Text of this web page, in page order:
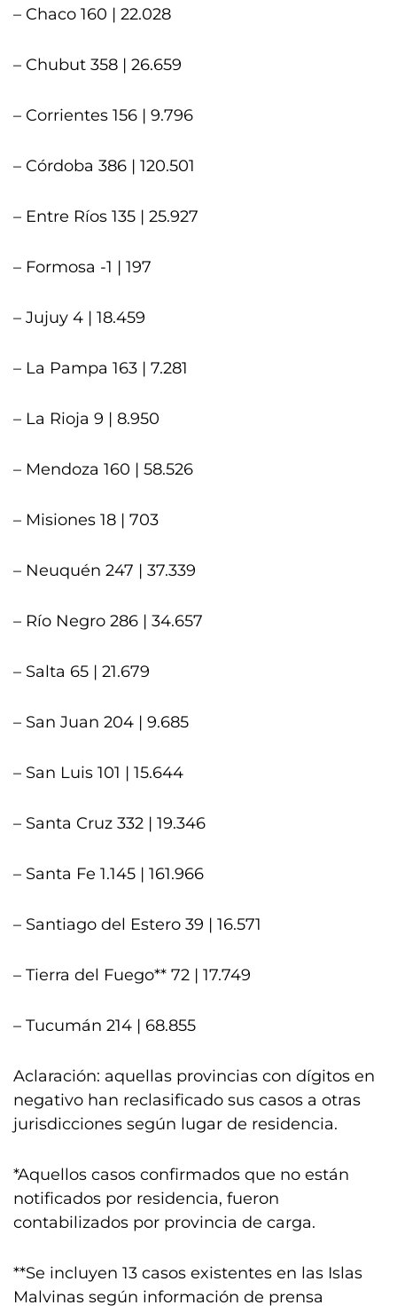
– Chaco 160 | 22.028
– Chubut 358 | 26.659
– Corrientes 156 | 9.796
– Córdoba 386 | 120.501
– Entre Ríos 135 | 25.927
– Formosa -1 | 197
– Jujuy 4 | 18.459
– La Pampa 163 | 7.281
– La Rioja 9 | 8.950
– Mendoza 160 | 58.526
– Misiones 18 | 703
– Neuquén 247 | 37.339
– Río Negro 286 | 34.657
– Salta 65 | 21.679
– San Juan 204 | 9.685
– San Luis 101 | 15.644
– Santa Cruz 332 | 19.346
– Santa Fe 1.145 | 161.966
– Santiago del Estero 39 | 16.571
– Tierra del Fuego** 72 | 17.749
– Tucumán 214 | 68.855
Aclaración: aquellas provincias con dígitos en
negativo han reclasificado sus casos a otras
jurisdicciones según lugar de residencia.
*Aquellos casos confirmados que no están
notificados por residencia, fueron
contabilizados por provincia de carga.
**Se incluyen 13 casos existentes en las Islas
Malvinas según información de prensa